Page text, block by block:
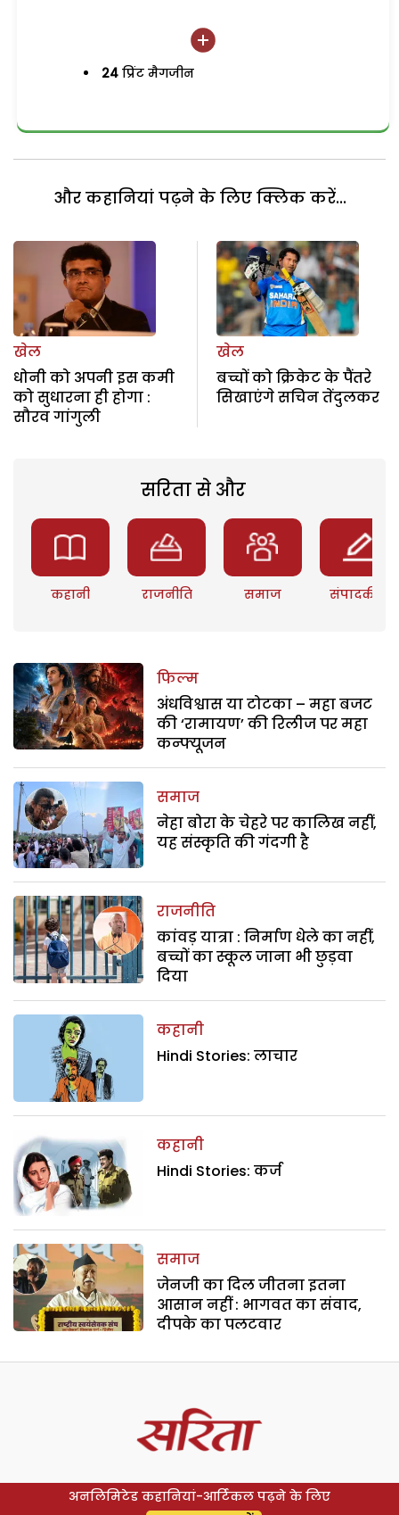
24 प्रिंट मैगजीन
और कहानियां पढ़ने के लिए क्लिक करें...
खेल
धोनी को अपनी इस कमी
को सुधारना ही होगा :
सौरव गांगुली
खेल
बच्चों को क्रिकेट के पैंतरे
सिखाएंगे सचिन तेंदुलकर
सरिता से और
कहानी राजनीति समाज संपादकीय
फिल्म
अंधविश्वास या टोटका – महा बजट
की ‘रामायण’ की रिलीज पर महा
कन्फ्यूजन
समाज
नेहा बोरा के चेहरे पर कालिख नहीं,
यह संस्कृति की गंदगी है
राजनीति
कांवड़ यात्रा : निर्माण धेले का नहीं,
बच्चों का स्कूल जाना भी छुड़वा
दिया
कहानी
Hindi Stories: लाचार
कहानी
Hindi Stories: कर्ज
समाज
जेनजी का दिल जीतना इतना
आसान नहीं : भागवत का संवाद,
दीपके का पलटवार
अनलिमिटेड कहानियां-आर्टिकल पढ़ने के लिए